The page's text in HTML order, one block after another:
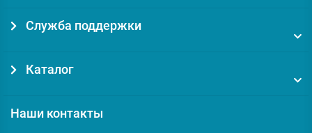
Служба поддержки
Каталог
Наши контакты